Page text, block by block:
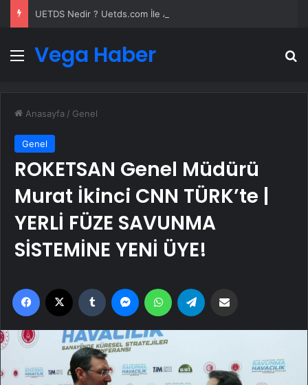
Menü
Vega Haber
Anasayfa / Genel
Genel
ROKETSAN Genel Müdürü
Murat İkinci CNN TÜRK’te |
YERLİ FÜZE SAVUNMA
SİSTEMİNE YENİ ÜYE!
Facebook Tumblr MessengerWhatsApp